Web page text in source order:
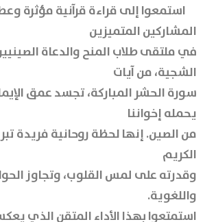
استمعوا إلى قراءة قرآنية مؤثرة
المشاركين المتميزين
في ملتقى طلاب المنح والدعاة
الشجية، من آيات
سورة الحشر المباركة، تجسد عمق
يحمله إخواننا
من الصين. إنها لحظة روحانية فريدة
الكريم
وقدرته على لمس القلوب، وتجاوز
واللغوية.
استمتعوا بهذا الأداء المتقن الذي